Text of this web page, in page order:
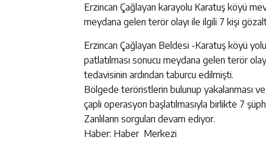
Erzincan Çağlayan karayolu Karatuş köyü
meydana gelen terör olayı ile ilgili 7 kişi
Erzincan Çağlayan Beldesi -Karatuş köyü
patlatılması sonucu meydana gelen terör
tedavisinin ardından taburcu edilmişti.
Bölgede teröristlerin bulunup yakalanması
çaplı operasyon başlatılmasıyla birlikte 7
Zanlıların sorguları devam ediyor.
Haber: Haber Merkezi